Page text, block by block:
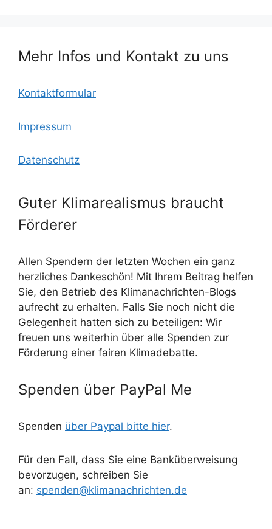
Mehr Infos und Kontakt zu uns
Kontaktformular
Impressum
Datenschutz
Guter Klimarealismus braucht
Förderer
Allen Spendern der letzten Wochen ein ganz
herzliches Dankeschön! Mit Ihrem Beitrag helfen
Sie, den Betrieb des Klimanachrichten-Blogs
aufrecht zu erhalten. Falls Sie noch nicht die
Gelegenheit hatten sich zu beteiligen: Wir
freuen uns weiterhin über alle Spenden zur
Förderung einer fairen Klimadebatte.
Spenden über PayPal Me
Spenden über Paypal bitte hier.
Für den Fall, dass Sie eine Banküberweisung
bevorzugen, schreiben Sie
an: spenden@klimanachrichten.de